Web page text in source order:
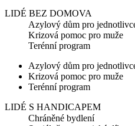
LIDÉ BEZ DOMOVA
Azylový dům pro
Krizová pomoc pro muže
Terénní program
Azylový dům pro
Krizová pomoc pro muže
Terénní program
LIDÉ S HANDICAPEM
Chráněné bydlení